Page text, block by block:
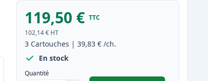
119,50 € TTC
102,14 € HT
3 Cartouches |39,83 € /ch.
En stock
Quantité